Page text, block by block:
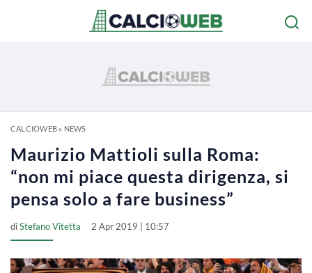
CALCIOWEB» NEWS
Maurizio Mattioli sulla Roma:
“non mi piace questa dirigenza, si
pensa solo a fare business”
diStefano Vitetta 2 Apr 2019 | 10:57